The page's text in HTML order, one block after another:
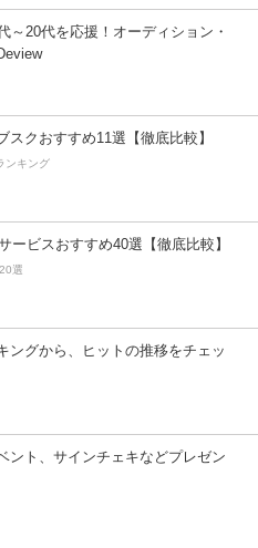
～20代を応援！オーディション・
スクおすすめ11選【徹底比較】
ンキング
ービスおすすめ40選【徹底比較】
選
ングから、ヒットの推移をチェッ
ント、サインチェキなどプレゼン